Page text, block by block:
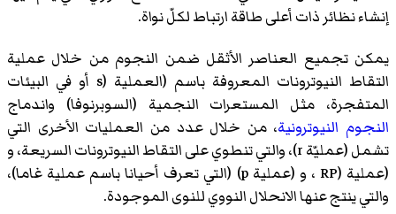
إنشاء نظائر ذات أعلى طاقة ارتباط لكلّ نواة.
يمكن تجميع العناصر الأثقل ضمن النجوم من خلال عملية
التقاط النيوترونات المعروفة باسم (العملية (s أو في البيئات
المتفجرة، مثل المستعرات النجمية (السوبرنوفا) واندماج
النجوم النيوترونية، من خلال عدد من العمليات الأخرى التي
تشمل (عمليّة r)، والتي تنطوي على التقاط النيوترونات السريعة، و
(عملية (RP ، و (عملية p) (التي تعرف أحيانا باسم عملية غاما)،
والتي ينتج عنها الانحلال النووي للنوى الموجودة.